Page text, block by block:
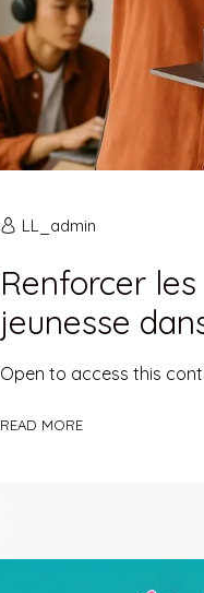
LL_admin
Renforcer
jeunesse
Open to access this
READ MORE